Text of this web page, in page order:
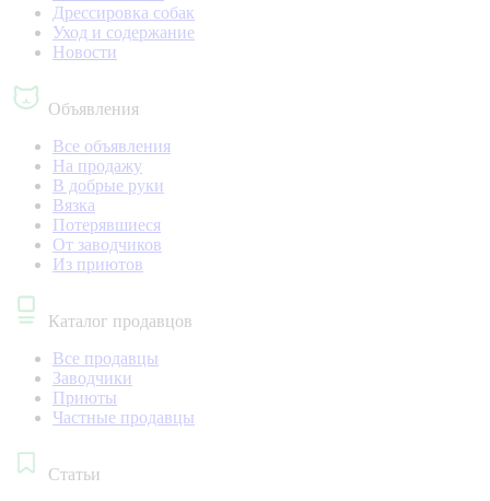
Дрессировка собак
Уход и содержание
Новости
Объявления
Все объявления
На продажу
В добрые руки
Вязка
Потерявшиеся
От заводчиков
Из приютов
Каталог продавцов
Все продавцы
Заводчики
Приюты
Частные продавцы
Статьи